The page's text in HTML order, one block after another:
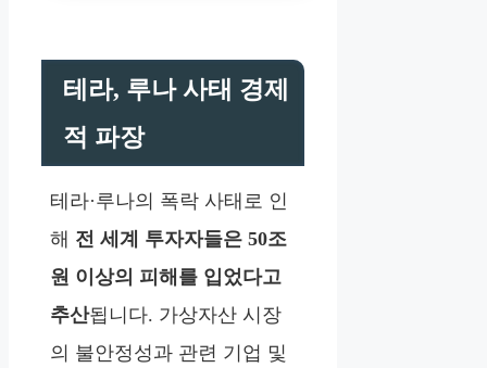
테라, 루나 사태 경제
적 파장
테라·루나의 폭락 사태로 인
해 전 세계 투자자들은 50조
원 이상의 피해를 입었다고
추산됩니다. 가상자산 시장
의 불안정성과 관련 기업 및